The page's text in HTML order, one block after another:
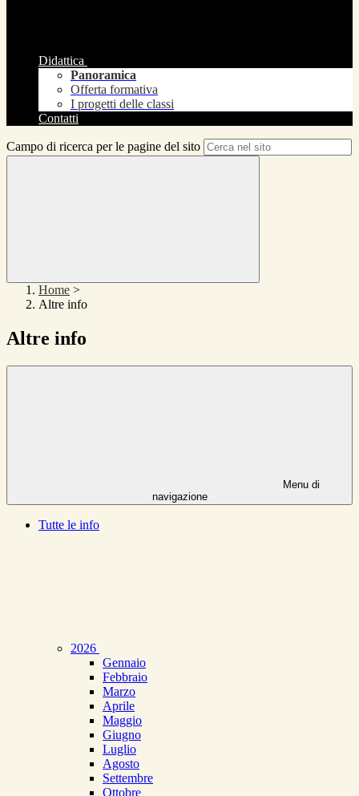
Didattica
Panoramica
Offerta formativa
I progetti delle classi
Contatti
Campo di ricerca per le pagine del sito
Home >
Altre info
Altre info
Menu di
navigazione
Tutte le info
2026
Gennaio
Febbraio
Marzo
Aprile
Maggio
Giugno
Luglio
Agosto
Settembre
Ottobre